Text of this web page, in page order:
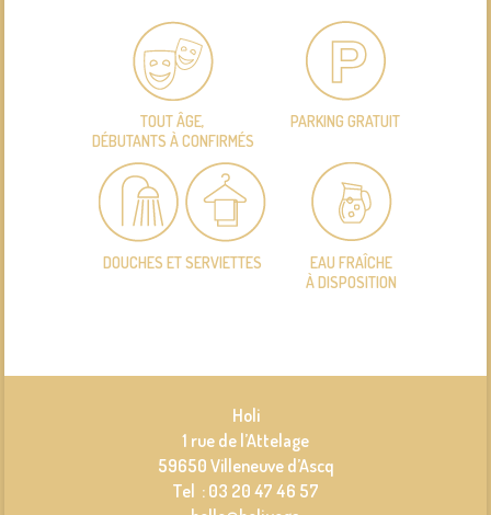
TOUT ÂGE,
DÉBUTANTS À CONFIRMÉS
PARKING GRATUIT
DOUCHES ET SERVIETTES
EAU FRAÎCHE
À DISPOSITION
Holi
1 rue de l’Attelage
59650 Villeneuve d’Ascq
Tel : 03 20 47 46 57